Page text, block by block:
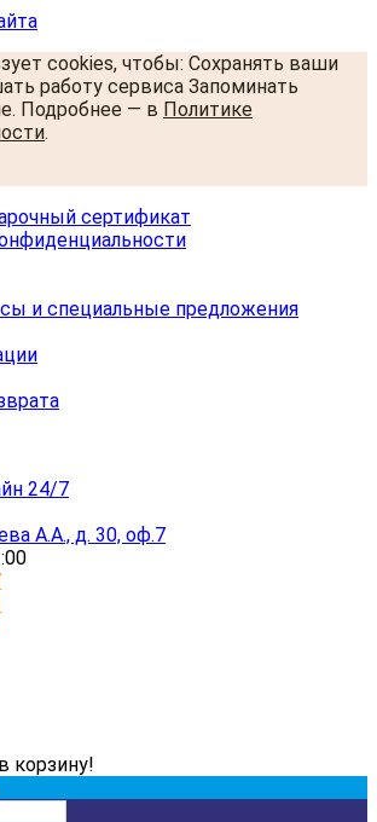
cookies, чтобы: Сохранять ваши
работу сервиса Запоминать
Подробнее — в Политике
.
сертификат
и специальные предложения
24/7
А.А., д. 30, оф.7
корзину!